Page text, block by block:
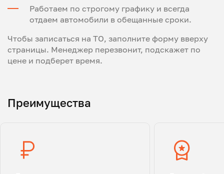
Работаем по строгому графику и всегда
отдаем автомобили в обещанные сроки.
Чтобы записаться на ТО, заполните форму вверху
страницы. Менеджер перезвонит, подскажет по
цене и подберет время.
Преимущества